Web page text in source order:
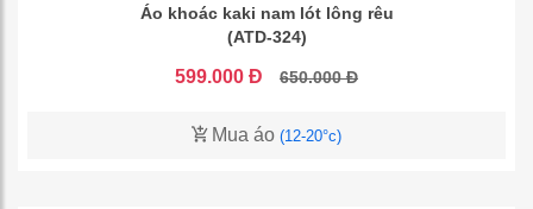
Áo khoác kaki nam lót lông rêu
(ATD-324)
599.000 Đ 650.000 Đ
Mua áo (12-20°c)